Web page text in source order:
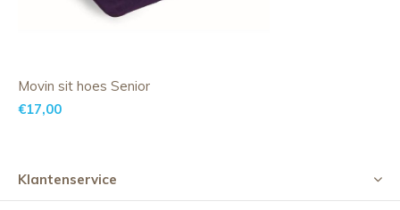
Movin sit hoes Senior
€17,00
Klantenservice